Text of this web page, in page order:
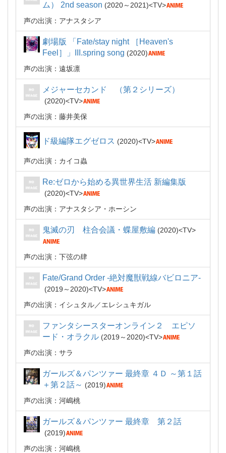
ム） 2nd season
2020～2021
TV
声の出演：アナスタシア
劇場版 「Fate/stay night ［Heaven's
Feel］」III.spring song
2020
声の出演：遠坂凛
メジャーセカンド （第２シリーズ）
2020
TV
声の出演：藤井美保
ド級編隊エグゼロス 2020 TV
声の出演：カイコ蟲
Re:ゼロから始める異世界生活 新編集版
2020
TV
声の出演：アナスタシア・ホーシン
鬼滅の刃 柱合会議・蝶屋敷編 2020 TV
声の出演：下弦の肆
Fate/Grand Order -絶対魔獣戦線バビロニア-
2019～2020
TV
声の出演：イシュタル／エレシュキガル
ファンタシースターオンライン２ エピソ
ード・オラクル
2019～2020
TV
声の出演：サラ
ガールズ＆パンツァー 最終章 ４Ｄ ～第１話
＋第２話～
2019
声の出演：河嶋桃
ガールズ＆パンツァー 最終章 第２話
2019
声の出演：河嶋桃